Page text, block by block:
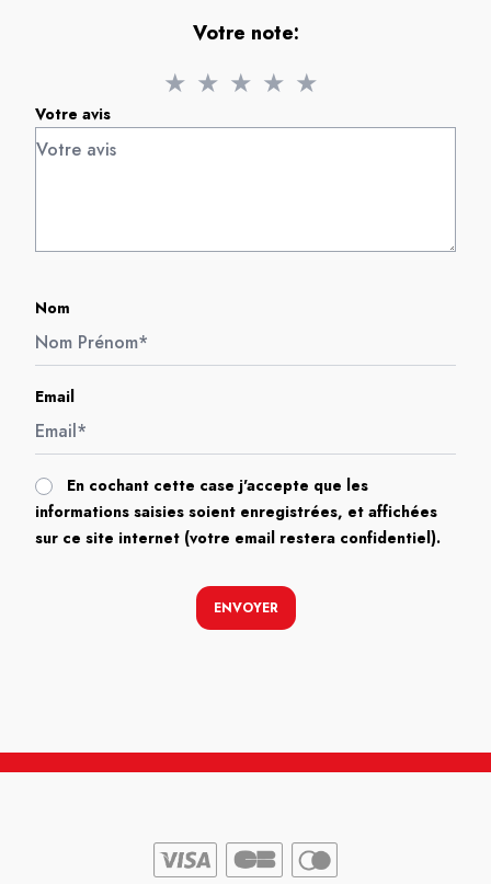
Votre note:
★ ★ ★ ★ ★
Votre avis
Nom
Email
En cochant cette case j'accepte que les
informations saisies soient enregistrées, et affichées
sur ce site internet (votre email restera confidentiel).
ENVOYER